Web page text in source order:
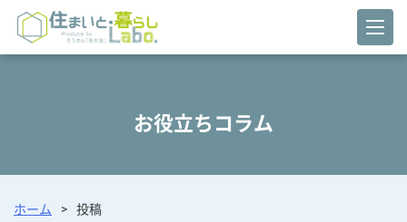
お役立ちコラム
ホーム > 投稿